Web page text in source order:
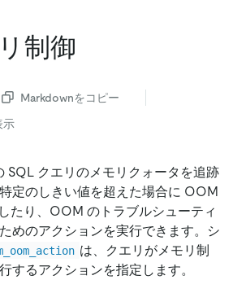
制御
Markdownをコピー
示
SQL クエリのメモリクォータを追跡
定のしきい値を超えた場合に OOM
たり、OOM のトラブルシューティ
めのアクションを実行できます。シ
は、クエリがメモリ制
するアクションを指定します。